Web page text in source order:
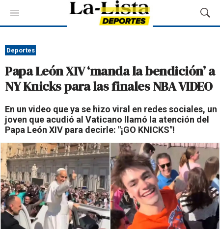
M
e
ú
M
o
a
B
s
q
e
d
a
Deportes
Papa León XIV ‘manda la bendición’ a
NY Knicks para las finales NBA VIDEO
En un video que ya se hizo viral en redes sociales, un
joven que acudió al Vaticano llamó la atención del
Papa León XIV para decirle: "¡GO KNICKS"!